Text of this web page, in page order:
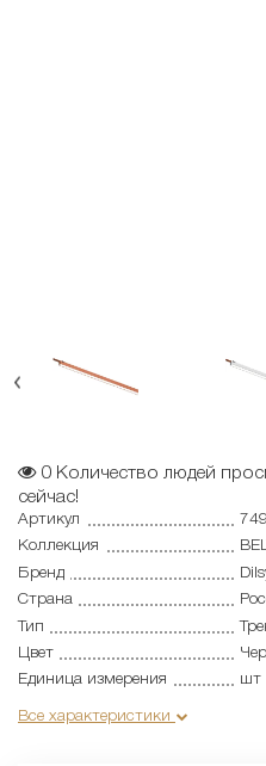
0 Количество людей
сейчас!
Артикул
Коллекция
Бренд
Страна
Тип
Цвет
Единица измерения
шт
Все характеристики